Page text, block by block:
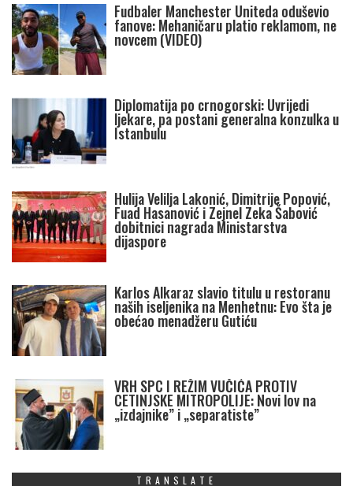
Fudbaler Manchester Uniteda oduševio
fanove: Mehaničaru platio reklamom, ne
novcem (VIDEO)
Diplomatija po crnogorski: Uvrijedi
ljekare, pa postani generalna konzulka u
Istanbulu
Hulija Velilja Lakonić, Dimitrije Popović,
Fuad Hasanović i Zejnel Zeka Šabović
dobitnici nagrada Ministarstva
dijaspore
Karlos Alkaraz slavio titulu u restoranu
naših iseljenika na Menhetnu: Evo šta je
obećao menadžeru Gutiću
VRH SPC I REŽIM VUČIĆA PROTIV
CETINJSKE MITROPOLIJE: Novi lov na
„izdajnike” i „separatiste”
TRANSLATE